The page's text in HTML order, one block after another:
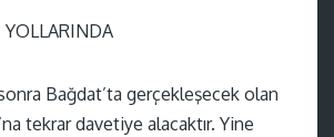
Bağdat’ta gerçekleşecek olan
tekrar davetiye alacaktır. Yine